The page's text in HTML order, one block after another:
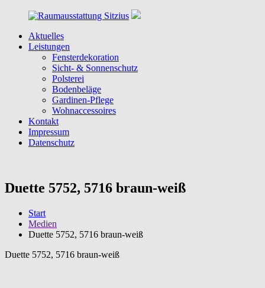
springen
Raumausstattung
Raumausstattung
Umgebung
Aktuelles
Leistungen
Fensterdekoration
Sicht- & Sonnenschutz
Polsterei
Bodenbeläge
Gardinen-Pflege
Wohnaccessoires
Kontakt
Impressum
Datenschutz
Duette 5752, 5716 braun-weiß
Start
Medien
Duette 5752, 5716 braun-weiß
Duette 5752, 5716 braun-weiß